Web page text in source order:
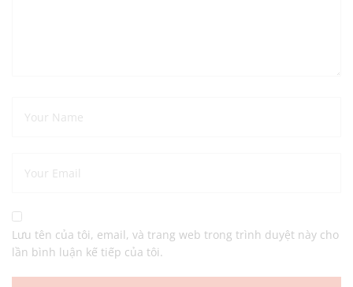
Lưu tên của tôi, email, và trang web trong trình duyệt này cho
lần bình luận kế tiếp của tôi.